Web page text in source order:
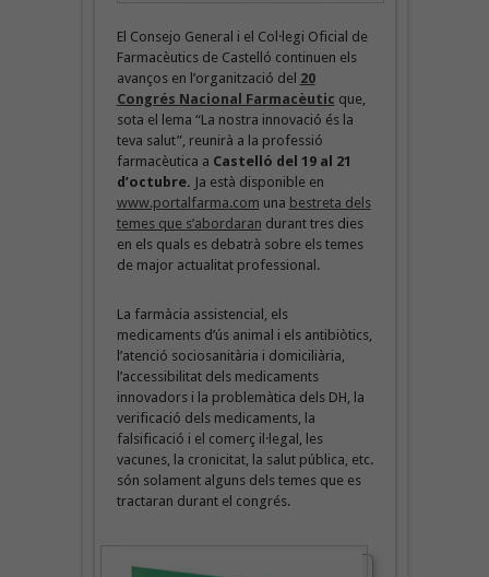
El Consejo General i el Col·legi Oficial de
Farmacèutics de Castelló continuen els
avanços en l’organització del 20
Congrés Nacional Farmacèutic que,
sota el lema “La nostra innovació és la
teva salut”, reunirà a la professió
farmacèutica a Castelló del 19 al 21
d’octubre. Ja està disponible en
www.portalfarma.com una bestreta dels
temes que s’abordaran durant tres dies
en els quals es debatrà sobre els temes
de major actualitat professional.
La farmàcia assistencial, els
medicaments d’ús animal i els antibiòtics,
l’atenció sociosanitària i domiciliària,
l’accessibilitat dels medicaments
innovadors i la problemàtica dels DH, la
verificació dels medicaments, la
falsificació i el comerç il·legal, les
vacunes, la cronicitat, la salut pública, etc.
són solament alguns dels temes que es
tractaran durant el congrés.